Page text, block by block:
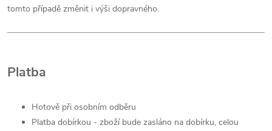
tomto případě změnit i výši dopravného.
Platba
Hotově při osobním odběru
Platba dobírkou - zboží bude zasláno na dobírku, celou